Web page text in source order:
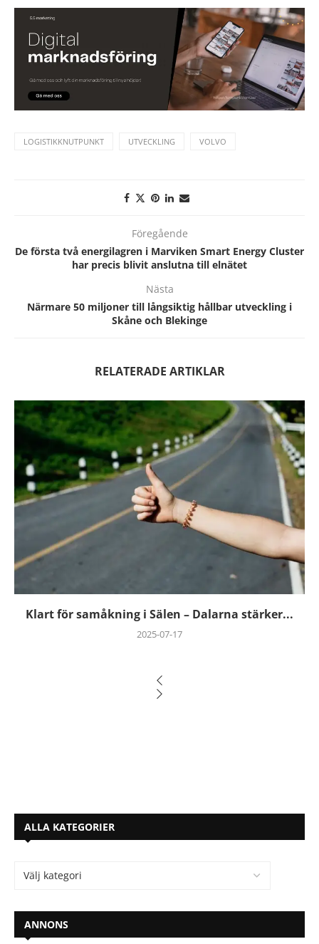
LOGISTIKKNUTPUNKT UTVECKLING VOLVO
Föregående
De första två energilagren i Marviken Smart Energy Cluster
har precis blivit anslutna till elnätet
Nästa
Närmare 50 miljoner till långsiktig hållbar utveckling i
Skåne och Blekinge
RELATERADE ARTIKLAR
Klart för samåkning i Sälen – Dalarna stärker...
2025-07-17
ALLA KATEGORIER
ANNONS